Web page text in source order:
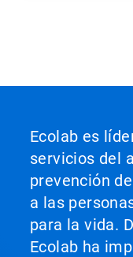
Ecolab es
servicios del
prevención
a las
para la vida.
Ecolab ha